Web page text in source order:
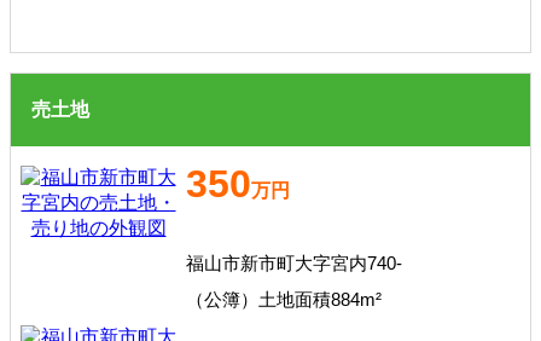
売土地
350万円
福山市新市町大字宮内740-
（公簿）土地面積884m²